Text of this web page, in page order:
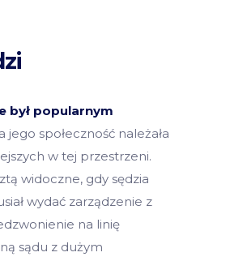
był popularnym
jego społeczność należała
w tej przestrzeni.
widoczne, gdy sędzia
wydać zarządzenie z
na linię
sądu z dużym